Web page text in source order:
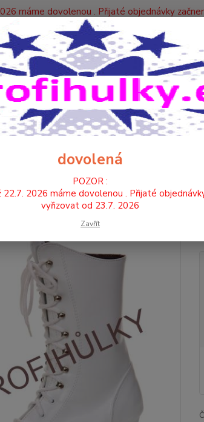
máme dovolenou . Přijaté objednávky
Hledat
KOZAČKY NÍZKÉ 9260 - KOŽENKA
-
dovolená
POZOR :
22.7. 2026 máme dovolenou . Přijaté
vyřizovat od 23.7. 2026
Zavřít